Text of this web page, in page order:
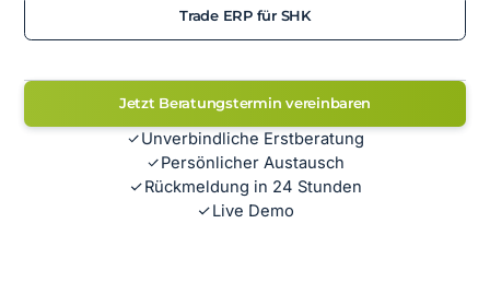
Trade ERP für SHK
Jetzt Beratungstermin vereinbaren
Unverbindliche Erstberatung
Persönlicher Austausch
Rückmeldung in 24 Stunden
Live Demo